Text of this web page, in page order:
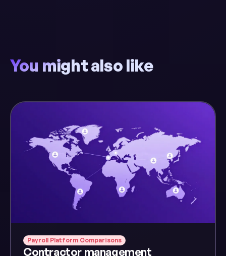
You might also like
Payroll Platform Comparisons
Contractor management